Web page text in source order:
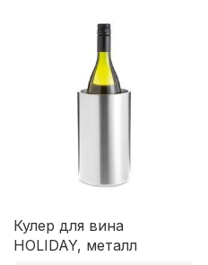
Кулер для вина
HOLIDAY, металл